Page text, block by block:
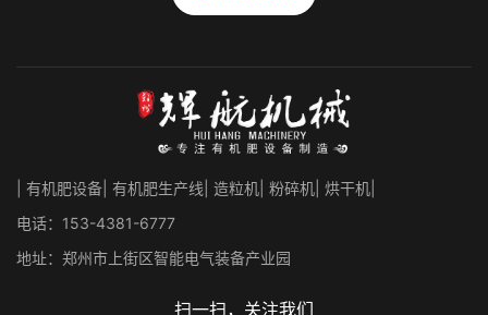
| 有机肥设备| 有机肥生产线| 造粒机| 粉碎机| 烘干机|
电话：153-4381-6777
地址：郑州市上街区智能电气装备产业园
扫一扫，关注我们